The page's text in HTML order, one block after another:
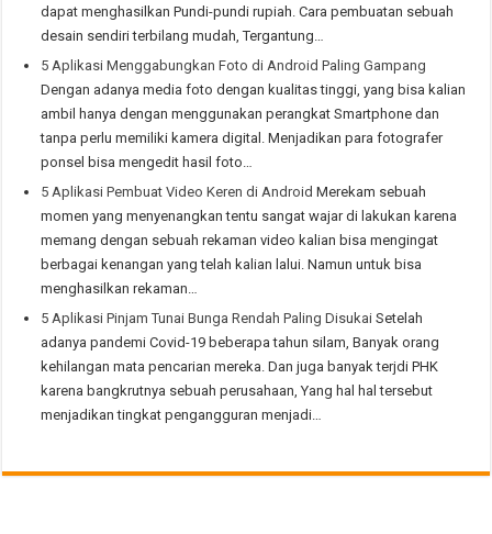
dapat menghasilkan Pundi-pundi rupiah. Cara pembuatan sebuah
desain sendiri terbilang mudah, Tergantung…
5 Aplikasi Menggabungkan Foto di Android Paling Gampang
Dengan adanya media foto dengan kualitas tinggi, yang bisa kalian
ambil hanya dengan menggunakan perangkat Smartphone dan
tanpa perlu memiliki kamera digital. Menjadikan para fotografer
ponsel bisa mengedit hasil foto…
5 Aplikasi Pembuat Video Keren di Android Merekam sebuah
momen yang menyenangkan tentu sangat wajar di lakukan karena
memang dengan sebuah rekaman video kalian bisa mengingat
berbagai kenangan yang telah kalian lalui. Namun untuk bisa
menghasilkan rekaman…
5 Aplikasi Pinjam Tunai Bunga Rendah Paling Disukai Setelah
adanya pandemi Covid-19 beberapa tahun silam, Banyak orang
kehilangan mata pencarian mereka. Dan juga banyak terjdi PHK
karena bangkrutnya sebuah perusahaan, Yang hal hal tersebut
menjadikan tingkat pengangguran menjadi…